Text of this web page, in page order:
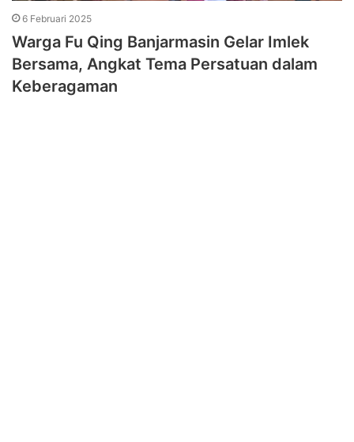
6 Februari 2025
Warga Fu Qing Banjarmasin Gelar Imlek
Bersama, Angkat Tema Persatuan dalam
Keberagaman